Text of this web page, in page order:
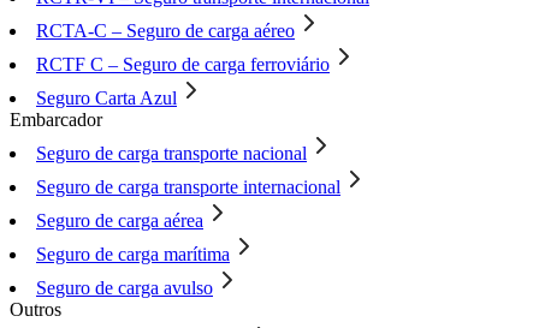
RCTA-C – Seguro de carga aéreo
RCTF C – Seguro de carga ferroviário
Seguro Carta Azul
Embarcador
Seguro de carga transporte nacional
Seguro de carga transporte internacional
Seguro de carga aérea
Seguro de carga marítima
Seguro de carga avulso
Outros